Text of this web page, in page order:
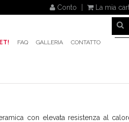
Conto La mia
FAQ GALLERIA CONTATTO
con elevata resistenza al